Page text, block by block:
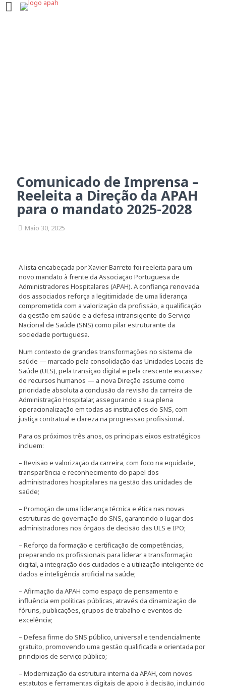
Comunicado de Imprensa –
Reeleita a Direção da APAH
para o mandato 2025-2028
Maio 30, 2025
A lista encabeçada por Xavier Barreto foi reeleita para um
novo mandato à frente da Associação Portuguesa de
Administradores Hospitalares (APAH). A confiança renovada
dos associados reforça a legitimidade de uma liderança
comprometida com a valorização da profissão, a qualificação
da gestão em saúde e a defesa intransigente do Serviço
Nacional de Saúde (SNS) como pilar estruturante da
sociedade portuguesa.
Num contexto de grandes transformações no sistema de
saúde — marcado pela consolidação das Unidades Locais de
Saúde (ULS), pela transição digital e pela crescente escassez
de recursos humanos — a nova Direção assume como
prioridade absoluta a conclusão da revisão da carreira de
Administração Hospitalar, assegurando a sua plena
operacionalização em todas as instituições do SNS, com
justiça contratual e clareza na progressão profissional.
Para os próximos três anos, os principais eixos estratégicos
incluem:
– Revisão e valorização da carreira, com foco na equidade,
transparência e reconhecimento do papel dos
administradores hospitalares na gestão das unidades de
saúde;
– Promoção de uma liderança técnica e ética nas novas
estruturas de governação do SNS, garantindo o lugar dos
administradores nos órgãos de decisão das ULS e IPO;
– Reforço da formação e certificação de competências,
preparando os profissionais para liderar a transformação
digital, a integração dos cuidados e a utilização inteligente de
dados e inteligência artificial na saúde;
– Afirmação da APAH como espaço de pensamento e
influência em políticas públicas, através da dinamização de
fóruns, publicações, grupos de trabalho e eventos de
excelência;
– Defesa firme do SNS público, universal e tendencialmente
gratuito, promovendo uma gestão qualificada e orientada por
princípios de serviço público;
– Modernização da estrutura interna da APAH, com novos
estatutos e ferramentas digitais de apoio à decisão, incluindo